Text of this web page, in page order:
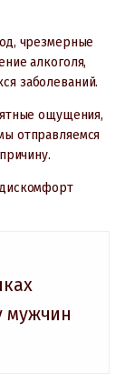
чрезмерные
алкоголя,
заболеваний.
ощущения,
отправляемся
мужчин